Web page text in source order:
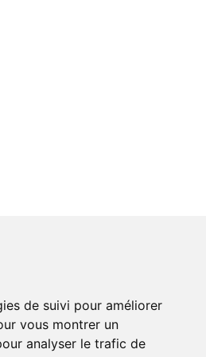
de suivi pour améliorer
vous montrer un
analyser le trafic de